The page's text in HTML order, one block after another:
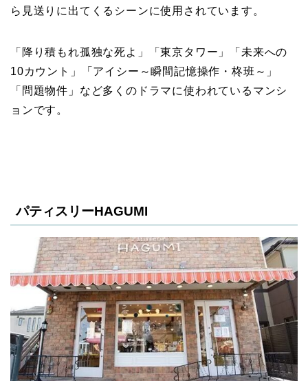
ら見送りに出てくるシーンに使用されています。
「降り積もれ孤独な死よ」「東京タワー」「未来への
10カウント」「アイシー～瞬間記憶操作・柊班～」
「問題物件」など多くのドラマに使われているマンシ
ョンです。
パティスリーHAGUMI